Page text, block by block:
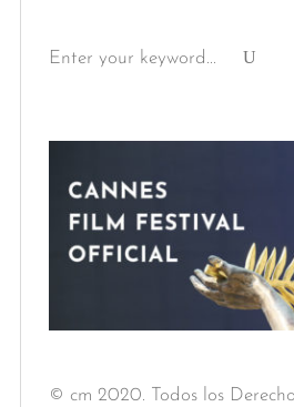
for:
© cm 2020. Todos los